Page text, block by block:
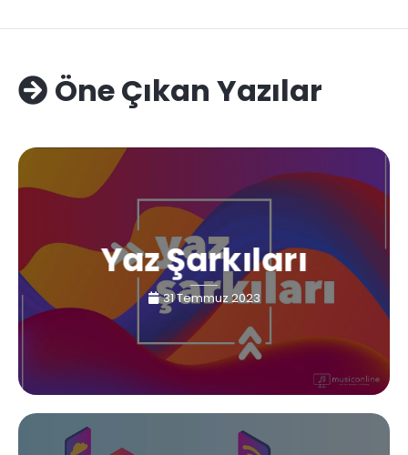
Öne Çıkan Yazılar
Yaz Şarkıları
31 Temmuz 2023